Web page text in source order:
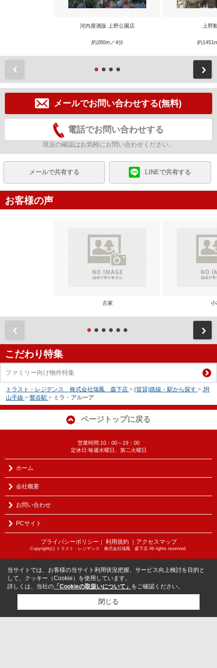
河内屋酒販 上野公園店
約280m／4分
上野
約
メールでお問い合わせする(無料)
電話でお問い合わせする
現況の確認はお気軽にお問い合わせください。
メールで共有する LINEで共有する
お客様の声
古家 小
こだわり特集
ファミリー向け物件特集
トラスト・レジデンス 株式会社瑞鳳 森下店 > (賃貸)路線・駅から探す > JR
山手線 > 鶯谷駅 > ミラ・アルーア
ページトップに戻る
営業時間:10：00～19：00
定休日:毎週水曜日、第二火曜日
ホーム
会社概要
お問い合わせ
PCサイト
プライバシーポリシー 利用規約 ｜アクセスマップ
Copyright(c) トラスト・レジデンス 株式会社瑞鳳 森下店 All rights reserved.
当サイトでは、お客様の当サイト利用状況把握、サービス向上検討を目的と
して、クッキー（Cookie）を使用しています。
詳しくは、当社の 「Cookieの取扱いについて」 をご確認ください。
閉じる